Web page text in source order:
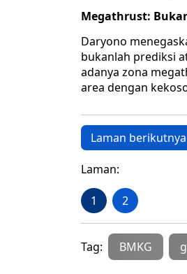
Megathrust:
Daryono
bukanlah prediksi
adanya zona
area dengan
Laman berikutnya
Laman:
1 2
Tag: BMKG